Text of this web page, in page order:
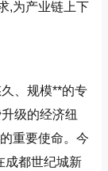
,为产业链上下
、规模**的专
级的经济纽
重要使命。今
成都世纪城新